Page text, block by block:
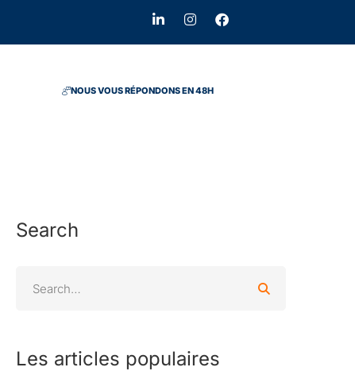
NOUS VOUS RÉPONDONS EN 48H
Search
Les articles populaires